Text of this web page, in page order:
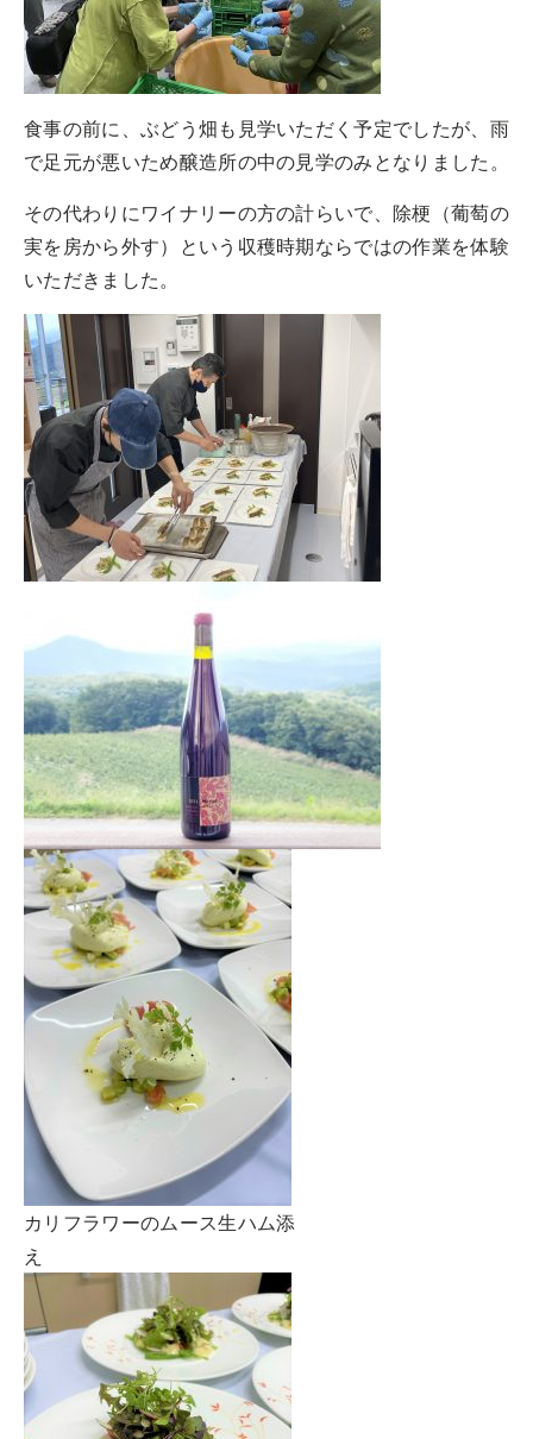
食事の前に、ぶどう畑も見学いただく予定でしたが、雨
で足元が悪いため醸造所の中の見学のみとなりました。
その代わりにワイナリーの方の計らいで、除梗（葡萄の
実を房から外す）という収穫時期ならではの作業を体験
いただきました。
カリフラワーのムース生ハム添
え